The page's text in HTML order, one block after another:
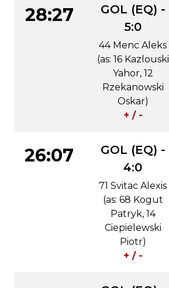
28:27
GOL (EQ) -
5:0
44 Menc Aleks
(as: 16 Kazlouski
Yahor, 12
Rzekanowski
Oskar)
+ / -
26:07
GOL (EQ) -
4:0
71 Svitac Alexis
(as: 68 Kogut
Patryk, 14
Ciepielewski
Piotr)
+ / -